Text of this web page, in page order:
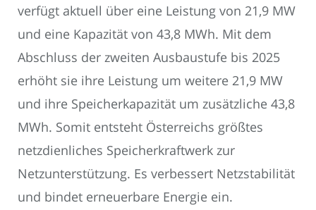
verfügt aktuell über eine Leistung von 21,9 MW
und eine Kapazität von 43,8 MWh. Mit dem
Abschluss der zweiten Ausbaustufe bis 2025
erhöht sie ihre Leistung um weitere 21,9 MW
und ihre Speicherkapazität um zusätzliche 43,8
MWh. Somit entsteht Österreichs größtes
netzdienliches Speicherkraftwerk zur
Netzunterstützung. Es verbessert Netzstabilität
und bindet erneuerbare Energie ein.